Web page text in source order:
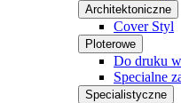
Architektoniczne
Cover Styl
Ploterowe
Do druku
Specialne
Specialistyczne